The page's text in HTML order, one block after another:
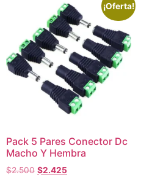
¡Oferta!
Pack 5 Pares Conector Dc
Macho Y Hembra
$2.500 $2.425